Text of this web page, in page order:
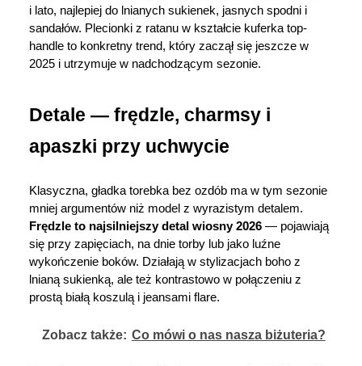
i lato, najlepiej do lnianych sukienek, jasnych spodni i
sandałów. Plecionki z ratanu w kształcie kuferka top-
handle to konkretny trend, który zaczął się jeszcze w
2025 i utrzymuje w nadchodzącym sezonie.
Detale — frędzle, charmsy i
apaszki przy uchwycie
Klasyczna, gładka torebka bez ozdób ma w tym sezonie
Frędzle to najsilniejszy detal wiosny 2026 — pojawiają
się przy zapięciach, na dnie torby lub jako luźne
wykończenie boków. Działają w stylizacjach boho z
lnianą sukienką, ale też kontrastowo w połączeniu z
prostą białą koszulą i jeansami flare.
Zobacz także: Co mówi o nas nasza biżuteria?